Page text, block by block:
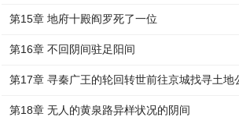
第15章 地府十殿阎罗死了一位
第16章 不回阴间驻足阳间
第17章 寻秦广王的轮回转世前往京城找寻土地
第18章 无人的黄泉路异样状况的阴间